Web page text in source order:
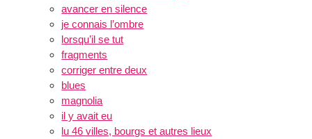
avancer en silence
je connais l’ombre
lorsqu’il se tut
fragments
corriger entre deux
blues
magnolia
il y avait eu
lu 46 villes, bourgs et autres lieux